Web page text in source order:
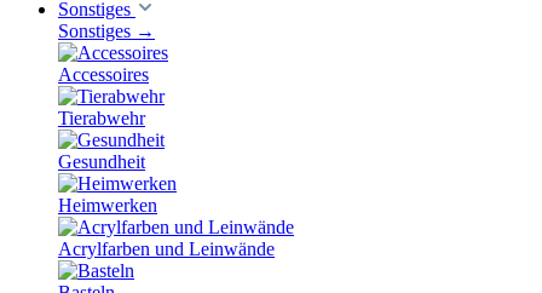
Sonstiges
Sonstiges →
Accessoires
Tierabwehr
Gesundheit
Heimwerken
Acrylfarben und Leinwände